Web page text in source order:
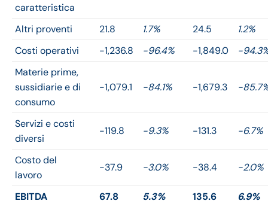
caratteristica
Altri proventi 21.8 1.7% 24.5
1.2%
Costi operativi
-1,236.8 -96.4% -1,849.0
-
Materie prime,
sussidiarie e di
consumo
-1,079.1 -84.1% -1,679.3 -
Servizi e costi
diversi
-119.8 -9.3% -131.3 -6.7%
Costo del
lavoro
-37.9 -3.0% -38.4 -2.0%
EBITDA 67.8 5.3% 135.6
6.9%